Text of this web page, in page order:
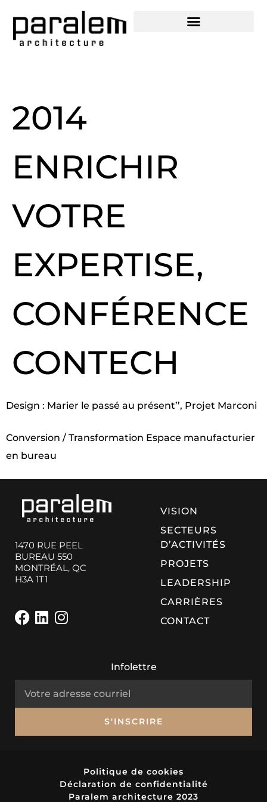
2014
ENRICHIR
VOTRE
EXPERTISE,
CONFÉRENCE
CONTECH
Design : Marier le passé au présent’’, Projet Marconi
Conversion / Transformation Espace manufacturier
en bureau
1470 RUE PEEL
BUREAU 550
MONTRÉAL, QC
H3A 1T1
VISION
SECTEURS
D’ACTIVITÉS
PROJETS
LEADERSHIP
CARRIÈRES
CONTACT
Infolettre
S'INSCRIRE
Paralem architecture 2023
Politique de cookies
Déclaration de confidentialité